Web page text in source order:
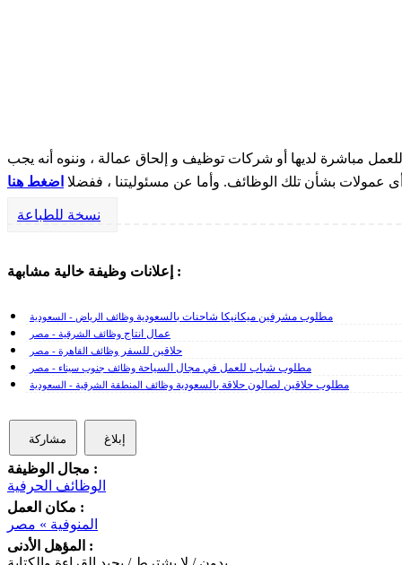
مباشرة لديها أو شركات توظيف و إلحاق عمالة ، وننوه أنه يجب
عمولات بشأن تلك الوظائف. وأما عن مسئوليتنا ، ففضلا اضغط هنا
نسخة للطباعة
إعلانات وظيفة خالية مشابهة :
مطلوب مشرفين ميكانيكا شاحنات بالسعودية وظائف الرياض - السعودية
عمال انتاج وظائف الشرقية - مصر
حلاقين للسفر وظائف القاهرة - مصر
مطلوب شباب للعمل في مجال السياحة وظائف جنوب سيناء - مصر
مطلوب حلاقين لصالون حلاقة بالسعودية وظائف المنطقة الشرقية - السعودية
مشاركة إبلاغ
مجال الوظيفة :
الوظائف الحرفية
مكان العمل :
المنوفية » مصر
المؤهل الأدنى :